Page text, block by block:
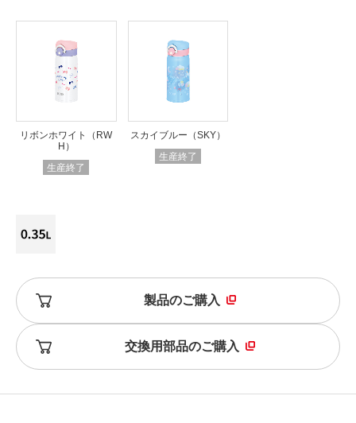
リボンホワイト（RW
H）
生産終了
スカイブルー（SKY）
生産終了
製品のご購入
交換用部品のご購入